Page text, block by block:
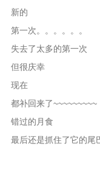
新的
第一次。。。。。。
失去了太多的第一次
但很庆幸
现在
都补回来了~~~~~~~~~
错过的月食
最后还是抓住了它的尾